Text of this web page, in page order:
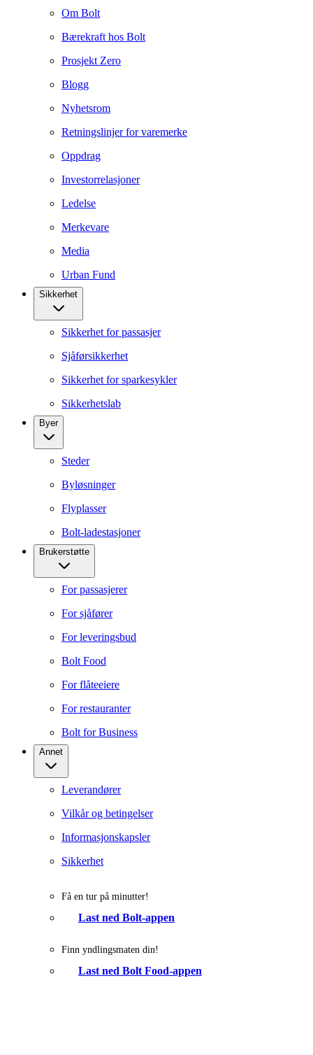
Om Bolt
Bærekraft hos Bolt
Prosjekt Zero
Blogg
Nyhetsrom
Retningslinjer for varemerke
Oppdrag
Investorrelasjoner
Ledelse
Merkevare
Media
Urban Fund
Sikkerhet
Sikkerhet for passasjer
Sjåførsikkerhet
Sikkerhet for sparkesykler
Sikkerhetslab
Byer
Steder
Byløsninger
Flyplasser
Bolt-ladestasjoner
Brukerstøtte
For passasjerer
For sjåfører
For leveringsbud
Bolt Food
For flåteeiere
For restauranter
Bolt for Business
Annet
Leverandører
Vilkår og betingelser
Informasjonskapsler
Sikkerhet
Få en tur på minutter!
Last ned Bolt-appen
Finn yndlingsmaten din!
Last ned Bolt Food-appen